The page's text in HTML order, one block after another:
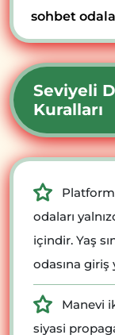
sohbet
Seviyeli
Kuralları
odaları
içindir. Yaş
odasına giriş
Manevi
siyasi